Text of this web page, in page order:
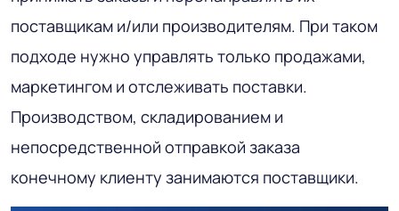
поставщикам и/или производителям. При таком
подходе нужно управлять только продажами,
маркетингом и отслеживать поставки.
Производством, складированием и
непосредственной отправкой заказа
конечному клиенту занимаются поставщики.